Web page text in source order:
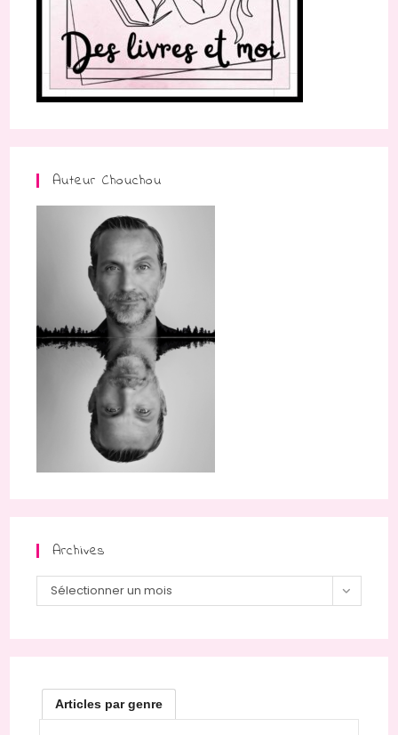
Auteur Chouchou
Archives
Archives
Sélectionner un mois
Articles par genre